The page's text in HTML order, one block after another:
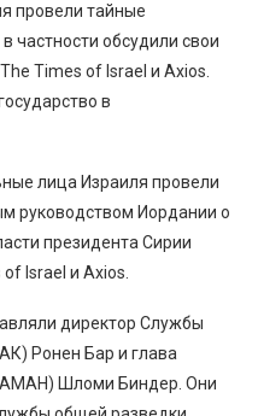
провели тайные
частности обсудили свои
Times of Israel и Axios.
в
лица Израиля провели
руководством Иордании о
президента Сирии
Israel и Axios.
директор Службы
Ронен Бар и глава
Шломи Биндер. Они